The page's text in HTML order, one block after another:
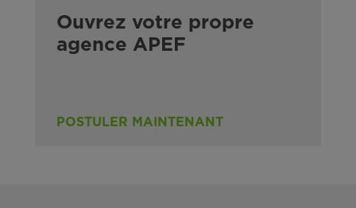
Ouvrez votre propre
agence APEF
POSTULER MAINTENANT